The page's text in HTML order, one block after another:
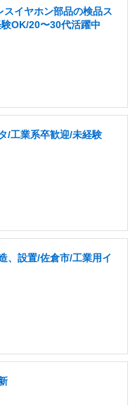
スイヤホン部品の検品ス
OK/20〜30代活躍中
/工業系卒歓迎/未経験
、設置/佐倉市/工業用イ